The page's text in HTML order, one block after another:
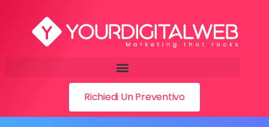
Richiedi Un Preventivo